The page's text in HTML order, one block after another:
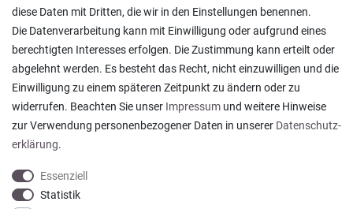
Ein einfach toller Service - prompte Lieferung und
sogar mit Pflegehinweis!
Datum der Veröffentlichung: 05.08.2026
Datum der Kauferfahrung: 29.07.2026
diese Daten mit Dritten, die wir in den Einstellungen benennen.
Die Datenverarbeitung kann mit Einwilligung oder aufgrund eines
berechtigten Interesses erfolgen. Die Zustimmung kann erteilt oder
abgelehnt werden. Es besteht das Recht, nicht einzuwilligen und die
Einwilligung zu einem späteren Zeitpunkt zu ändern oder zu
widerrufen. Beachten Sie unser Impressum und weitere Hinweise
zur Verwendung personenbezogener Daten in unserer Daten­schutz­
erklärung.
Essenziell
Statistik